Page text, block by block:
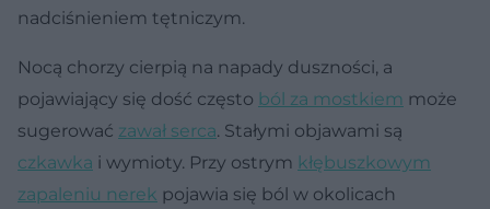
nadciśnieniem tętniczym.
Nocą chorzy cierpią na napady duszności, a
pojawiający się dość często ból za mostkiem może
sugerować zawał serca. Stałymi objawami są
czkawka i wymioty. Przy ostrym kłębuszkowym
zapaleniu nerek pojawia się ból w okolicach